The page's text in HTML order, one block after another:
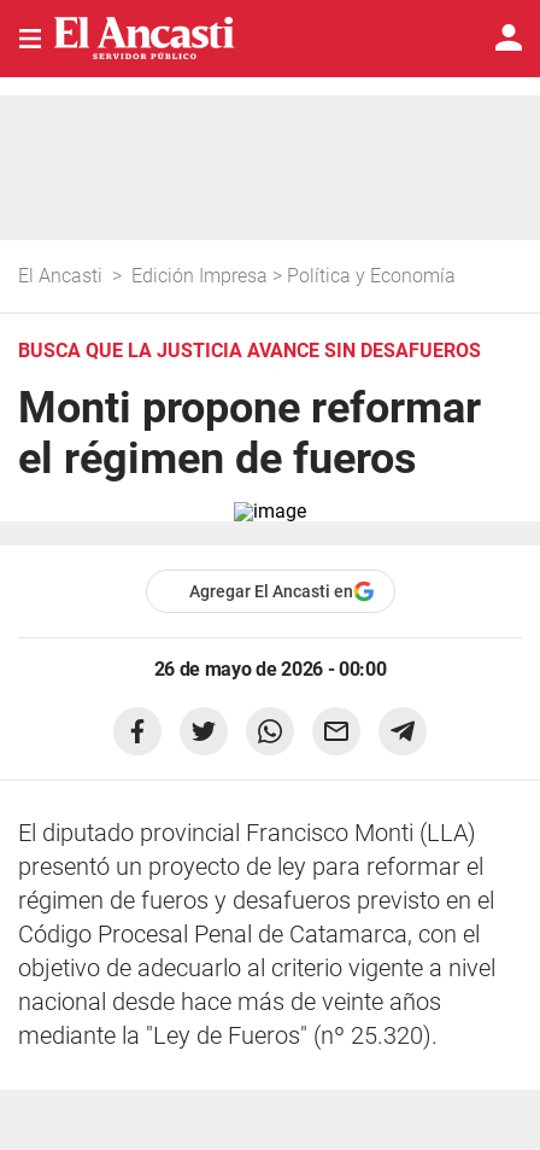
El Ancasti > Edición Impresa > Política y Economía
BUSCA QUE LA JUSTICIA AVANCE SIN DESAFUEROS
Monti propone reformar
el régimen de fueros
Agregar El Ancasti en
26 de mayo de 2026 - 00:00
El diputado provincial Francisco Monti (LLA)
presentó un proyecto de ley para reformar el
régimen de fueros y desafueros previsto en el
Código Procesal Penal de Catamarca, con el
objetivo de adecuarlo al criterio vigente a nivel
nacional desde hace más de veinte años
mediante la "Ley de Fueros" (nº 25.320).